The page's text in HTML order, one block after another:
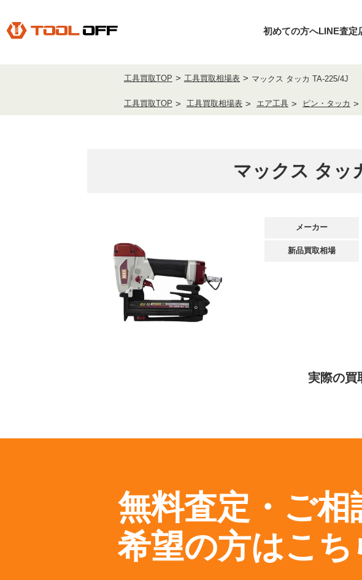
初めての方へLINE査定
工具買取TOP 工具買取相場表 マックス タッカ TA-225/4J
工具買取TOP 工具買取相場表 エア工具 ピン・タッカ
マックス タッ
メーカー
新品買取相場
実際の買
無料査定・ご相
希望の方はこち